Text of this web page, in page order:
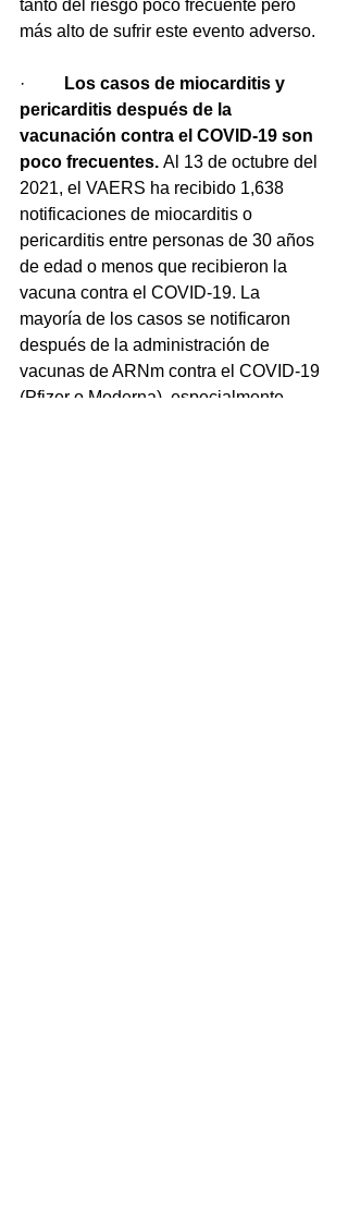
tanto del riesgo poco frecuente pero
más alto de sufrir este evento adverso.
·
Los casos de miocarditis y
pericarditis después de la
vacunación contra el COVID-19 son
poco frecuentes. Al 13 de octubre del
2021, el VAERS ha recibido 1,638
notificaciones de miocarditis o
pericarditis entre personas de 30 años
de edad o menos que recibieron la
vacuna contra el COVID-19. La
mayoría de los casos se notificaron
después de la administración de
vacunas de ARNm contra el COVID-19
(Pfizer o Moderna), especialmente